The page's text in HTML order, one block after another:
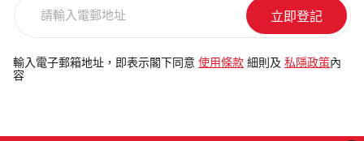
電
郵
輸入電子郵箱地址，即表示閣下同意 使用條款 細則及 私隱政策 內
容